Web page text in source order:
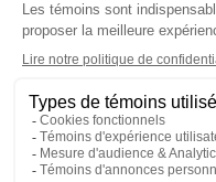
COORDONNÉES
mlemay@groupejcl.ca
450 472-3440, poste 250
UNE INITIATIVE DU